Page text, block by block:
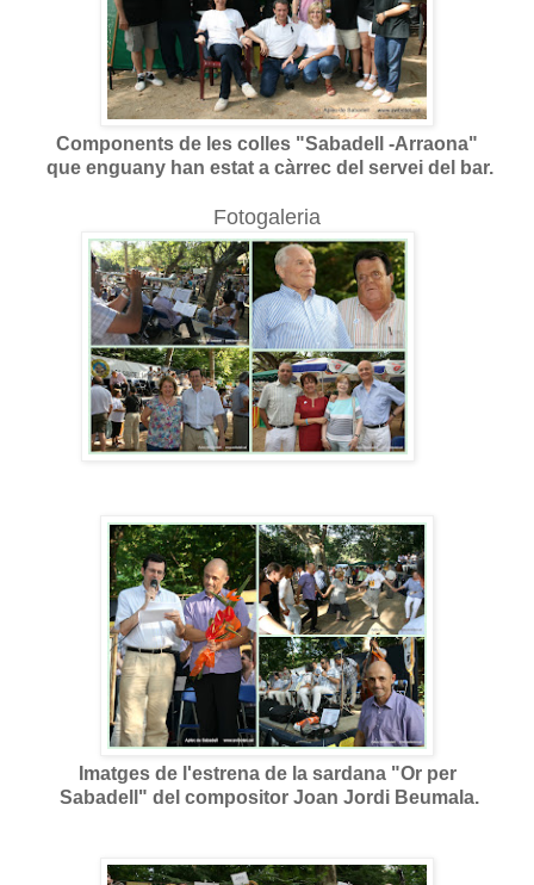
Components de les colles "Sabadell -Arraona"
que enguany han estat a càrrec del servei del bar.
Fotogaleria
Imatges de l'estrena de la sardana "Or per
Sabadell" del compositor Joan Jordi Beumala.